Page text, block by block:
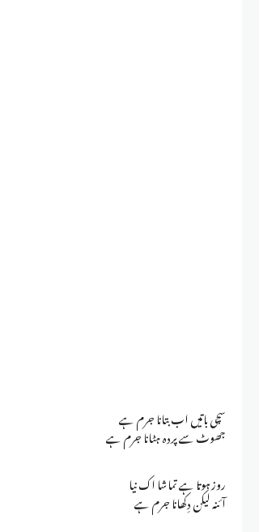
سچی باتیں اب بتانا جرم ہے
جھوٹ سے پردہ ہٹانا جرم ہے
روز ہوتا ہے تماشا اک نیا
آئنہ لیکن دِکھانا جرم ہے